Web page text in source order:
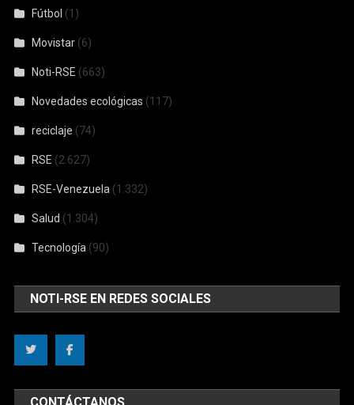
Fútbol (1)
Movistar (6)
Noti-RSE (663)
Novedades ecológicas (117)
reciclaje (74)
RSE (2.627)
RSE-Venezuela (1.332)
Salud (1.304)
Tecnología (90)
NOTI-RSE EN REDES SOCIALES
CONTÁCTANOS